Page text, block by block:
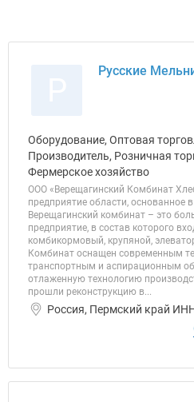
Русские
Оборудование, Оптовая
Производитель, Розничная
Фермерское хозяйство
ООО «Верещагинский Комбинат
предприятие области, основанное
Верещагинский комбинат – это
предприятие, в состав которого
комбикормовый, крупяной,
Комбинат оснащен современным
транспортным и аспирационным
отлаженную технологию
прошли реконструкцию в...
Россия, Пермский край